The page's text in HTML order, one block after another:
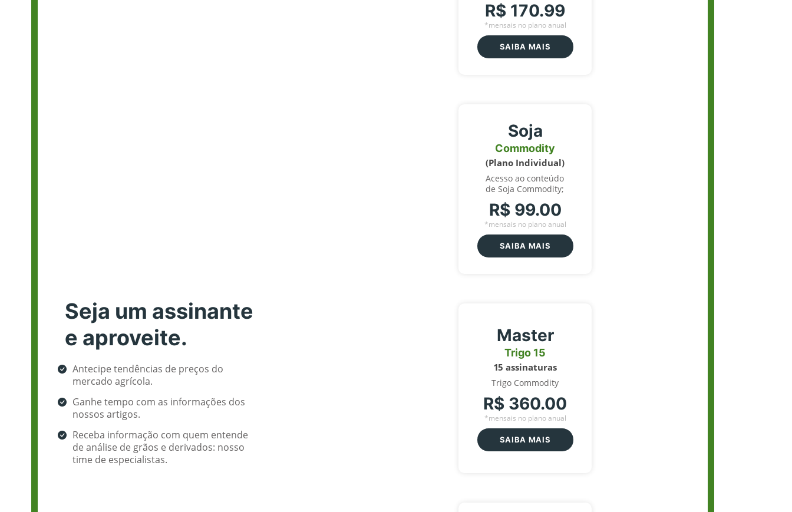
Seja um assinante
e aproveite.
Antecipe tendências de preços do
mercado agrícola.
Ganhe tempo com as informações dos
nossos artigos.
Receba informação com quem entende
de análise de grãos e derivados: nosso
time de especialistas.
R$ 170.99
*mensais no plano anual
SAIBA MAIS
Soja
Commodity
(Plano Individual)
Acesso ao conteúdo
de Soja Commodity;
R$ 99.00
*mensais no plano anual
SAIBA MAIS
Master
Trigo 15
15 assinaturas
Trigo Commodity
R$ 360.00
*mensais no plano anual
SAIBA MAIS